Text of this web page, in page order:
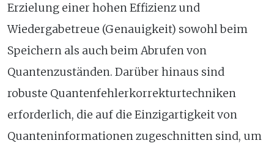
Erzielung einer hohen Effizienz und
Wiedergabetreue (Genauigkeit) sowohl beim
Speichern als auch beim Abrufen von
Quantenzuständen. Darüber hinaus sind
robuste Quantenfehlerkorrekturtechniken
erforderlich, die auf die Einzigartigkeit von
Quanteninformationen zugeschnitten sind, um